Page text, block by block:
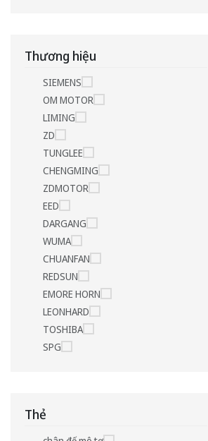
Thương hiệu
SIEMENS
OM MOTOR
LIMING
ZD
TUNGLEE
CHENGMING
ZDMOTOR
EED
DARGANG
WUMA
CHUANFAN
REDSUN
EMORE HORN
LEONHARD
TOSHIBA
SPG
Thẻ